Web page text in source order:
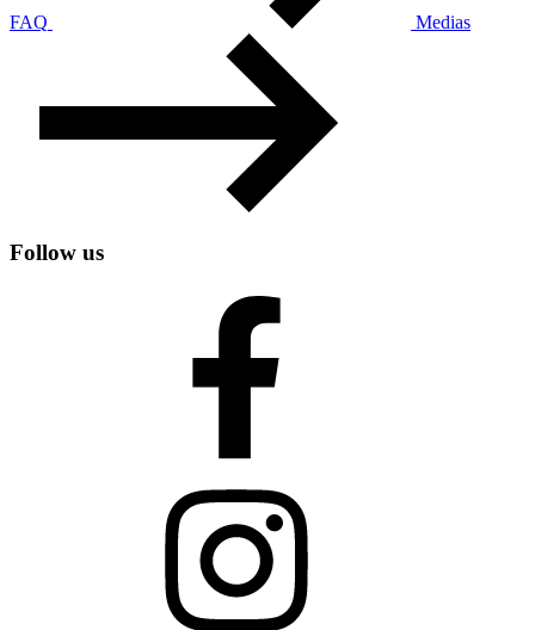
FAQ Medias
Follow us